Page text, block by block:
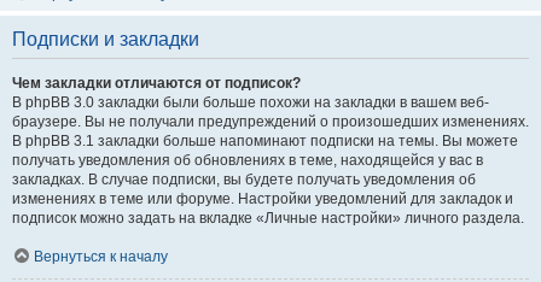
Подписки и закладки
Чем закладки отличаются от подписок?
В phpBB 3.0 закладки были больше похожи на закладки в вашем веб-
браузере. Вы не получали предупреждений о произошедших изменениях.
В phpBB 3.1 закладки больше напоминают подписки на темы. Вы можете
получать уведомления об обновлениях в теме, находящейся у вас в
закладках. В случае подписки, вы будете получать уведомления об
изменениях в теме или форуме. Настройки уведомлений для закладок и
подписок можно задать на вкладке «Личные настройки» личного раздела.
Вернуться к началу